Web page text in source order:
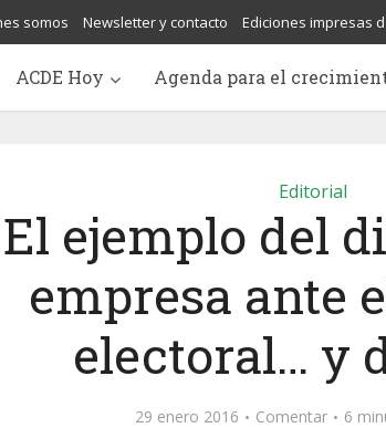
somos Newsletter y contacto Ediciones impresas
ACDE Hoy Agenda para el
Editorial
El ejemplo del
empresa ante
electoral… y
29 enero 2016 Comentar 6